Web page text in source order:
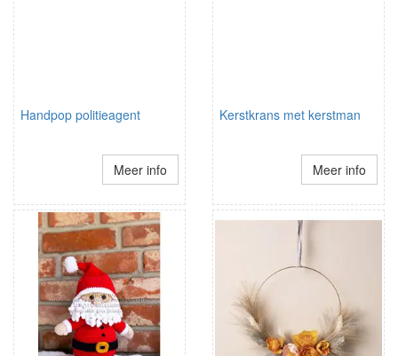
Handpop politieagent
Meer info
Kerstkrans met kerstman
Meer info